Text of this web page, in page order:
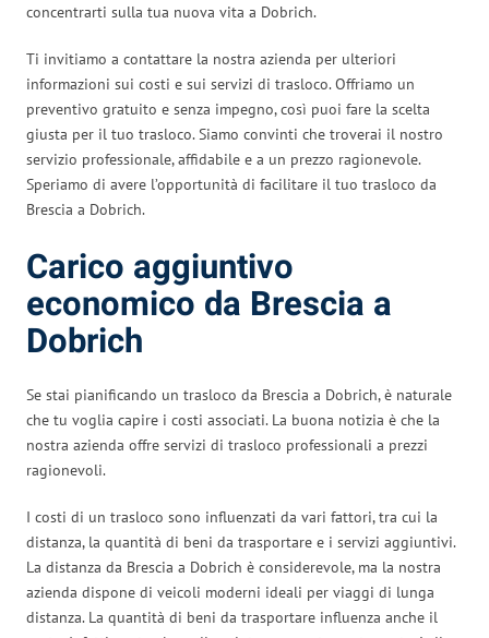
concentrarti sulla tua nuova vita a Dobrich.
Ti invitiamo a contattare la nostra azienda per ulteriori
informazioni sui costi e sui servizi di trasloco. Offriamo un
preventivo gratuito e senza impegno, così puoi fare la scelta
giusta per il tuo trasloco. Siamo convinti che troverai il nostro
servizio professionale, affidabile e a un prezzo ragionevole.
Speriamo di avere l’opportunità di facilitare il tuo trasloco da
Brescia a Dobrich.
Carico aggiuntivo
economico da Brescia a
Dobrich
Se stai pianificando un trasloco da Brescia a Dobrich, è naturale
che tu voglia capire i costi associati. La buona notizia è che la
nostra azienda offre servizi di trasloco professionali a prezzi
ragionevoli.
I costi di un trasloco sono influenzati da vari fattori, tra cui la
distanza, la quantità di beni da trasportare e i servizi aggiuntivi.
La distanza da Brescia a Dobrich è considerevole, ma la nostra
azienda dispone di veicoli moderni ideali per viaggi di lunga
distanza. La quantità di beni da trasportare influenza anche il